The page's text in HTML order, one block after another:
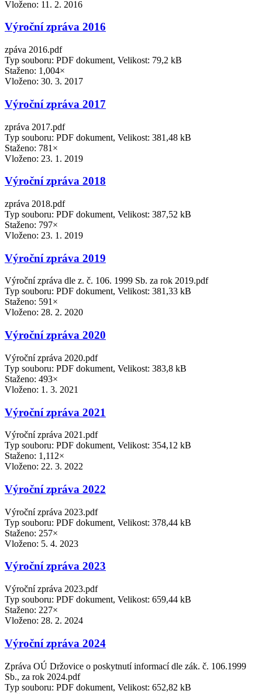
Vloženo: 11. 2. 2016
Výroční zpráva 2016
zpáva 2016.pdf
Typ souboru: PDF dokument, Velikost: 79,2 kB
Staženo: 1,004×
Vloženo: 30. 3. 2017
Výroční zpráva 2017
zpráva 2017.pdf
Typ souboru: PDF dokument, Velikost: 381,48 kB
Staženo: 781×
Vloženo: 23. 1. 2019
Výroční zpráva 2018
zpráva 2018.pdf
Typ souboru: PDF dokument, Velikost: 387,52 kB
Staženo: 797×
Vloženo: 23. 1. 2019
Výroční zpráva 2019
Výroční zpráva dle z. č. 106. 1999 Sb. za rok 2019.pdf
Typ souboru: PDF dokument, Velikost: 381,33 kB
Staženo: 591×
Vloženo: 28. 2. 2020
Výroční zpráva 2020
Výroční zpráva 2020.pdf
Typ souboru: PDF dokument, Velikost: 383,8 kB
Staženo: 493×
Vloženo: 1. 3. 2021
Výroční zpráva 2021
Výroční zpráva 2021.pdf
Typ souboru: PDF dokument, Velikost: 354,12 kB
Staženo: 1,112×
Vloženo: 22. 3. 2022
Výroční zpráva 2022
Výroční zpráva 2023.pdf
Typ souboru: PDF dokument, Velikost: 378,44 kB
Staženo: 257×
Vloženo: 5. 4. 2023
Výroční zpráva 2023
Výroční zpráva 2023.pdf
Typ souboru: PDF dokument, Velikost: 659,44 kB
Staženo: 227×
Vloženo: 28. 2. 2024
Výroční zpráva 2024
Zpráva OÚ Držovice o poskytnutí informací dle zák. č. 106.1999
Sb., za rok 2024.pdf
Typ souboru: PDF dokument, Velikost: 652,82 kB